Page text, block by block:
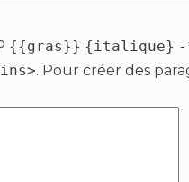
{{gras}} {italique}
. Pour créer des